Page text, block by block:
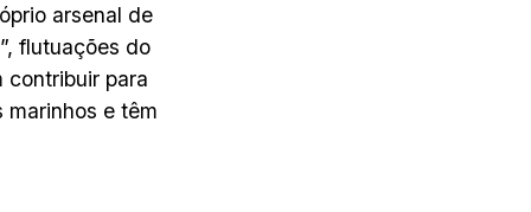
arsenal de
flutuações do
contribuir para
marinhos e têm